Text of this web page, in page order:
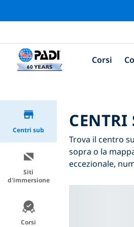
Corsi
Centri sub
Siti
d'immersione
Corsi
CENTRI
Trova il centro
sopra o la
eccezionale,